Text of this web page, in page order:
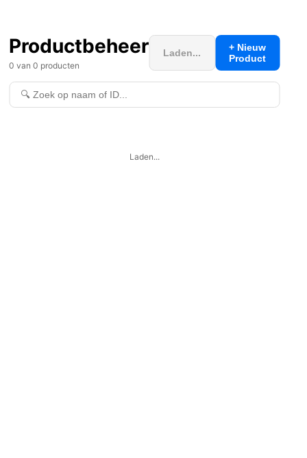
Productbeheer
0 van0 producten
Laden...
+ Nieuw
Product
Laden...